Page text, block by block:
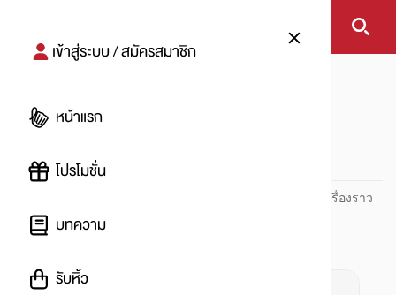
เข้าสู่ระบบ / สมัครสมาชิก
หน้าแรก
โปรโมชั่น
บทความ
รับหิ้ว
#
ปันโปร PUNPRO ที่ 1 ด้านโปรโมชัน อัปเดตและติดตามทุกเรื่องราว
โปรโมชัน